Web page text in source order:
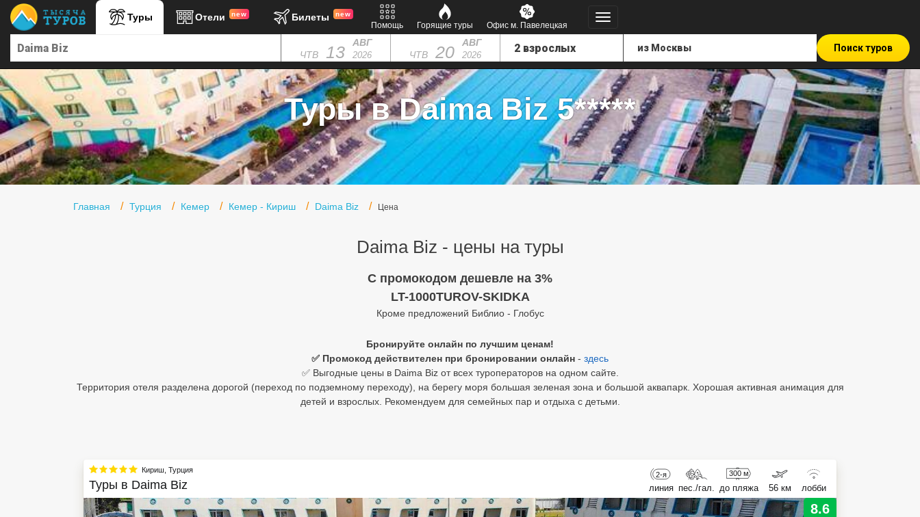
Туры Отели new Билеты new
Помощь Горящие туры Офис м. Павелецкая
ЧТВ 13 АВГ
2026 ЧТВ 20 АВГ
2026
Поиск туров
Туры в Daima Biz 5*****
Главная Турция Кемер Кемер - Кириш Daima Biz Цена
Daima Biz - цены на туры
C промокодом дешевле на 3%
LT-1000TUROV-SKIDKA
Кроме предложений Библио - Глобус
Бронируйте онлайн по лучшим ценам!
✅ Промокод действителен при бронировании онлайн - здесь
✅ Выгодные цены в Daima Biz от всех туроператоров на одном сайте.
Территория отеля разделена дорогой (переход по подземному переходу), на берегу моря большая зеленая зона и большой аквапарк. Хорошая активная анимация для
детей и взрослых. Рекомендуем для семейных пар и отдыха с детьми.
Кириш Турция
Туры в Daima Biz
2-я
линия пес./гал.
300 м
до пляжа 56 км лобби
8.6
Главная
Туры в Турцию
Туры в Египет
Туры в ОАЭ
Офис г. Москва
Северный Гоа